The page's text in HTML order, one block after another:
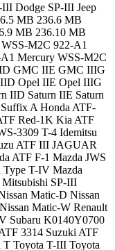
III Dodge SP-III Jeep
MB 236.6 MB
MB 236.10 MB
M2C 922-A1
Mercury WSS-M2C
GMC IIE GMC IIIG
Opel IIE Opel IIIG
IID Saturn IIE Saturn
A Honda ATF-
Red-1K Kia ATF
3309 T-4 Idemitsu
ATF III JAGUAR
ATF F-1 Mazda JWS
Type T-IV Mazda
Mitsubishi SP-III
Matic-D Nissan
Nissan Matic-W Renault
Subaru K0140Y0700
3314 Suzuki ATF
T Toyota T-III Toyota